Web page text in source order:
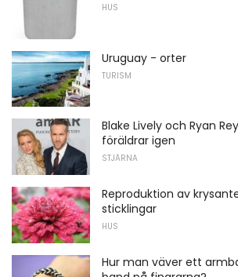
HUS
Uruguay - orter
TURISM
Blake Lively och Ryan
föräldrar igen
STJÄRNA
Reproduktion av
sticklingar
HUS
Hur man väver ett